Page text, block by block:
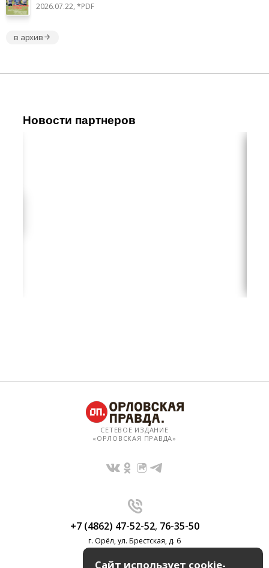
2026.07.22, *PDF
в архив
Новости партнеров
СЕТЕВОЕ ИЗДАНИЕ
«ОРЛОВСКАЯ ПРАВДА»
+7 (4862) 47-52-52, 76-35-50
г. Орёл, ул. Брестская, д. 6
Сайт использует cookie-